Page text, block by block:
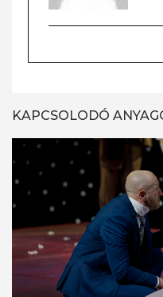
KAPCSOLODÓ